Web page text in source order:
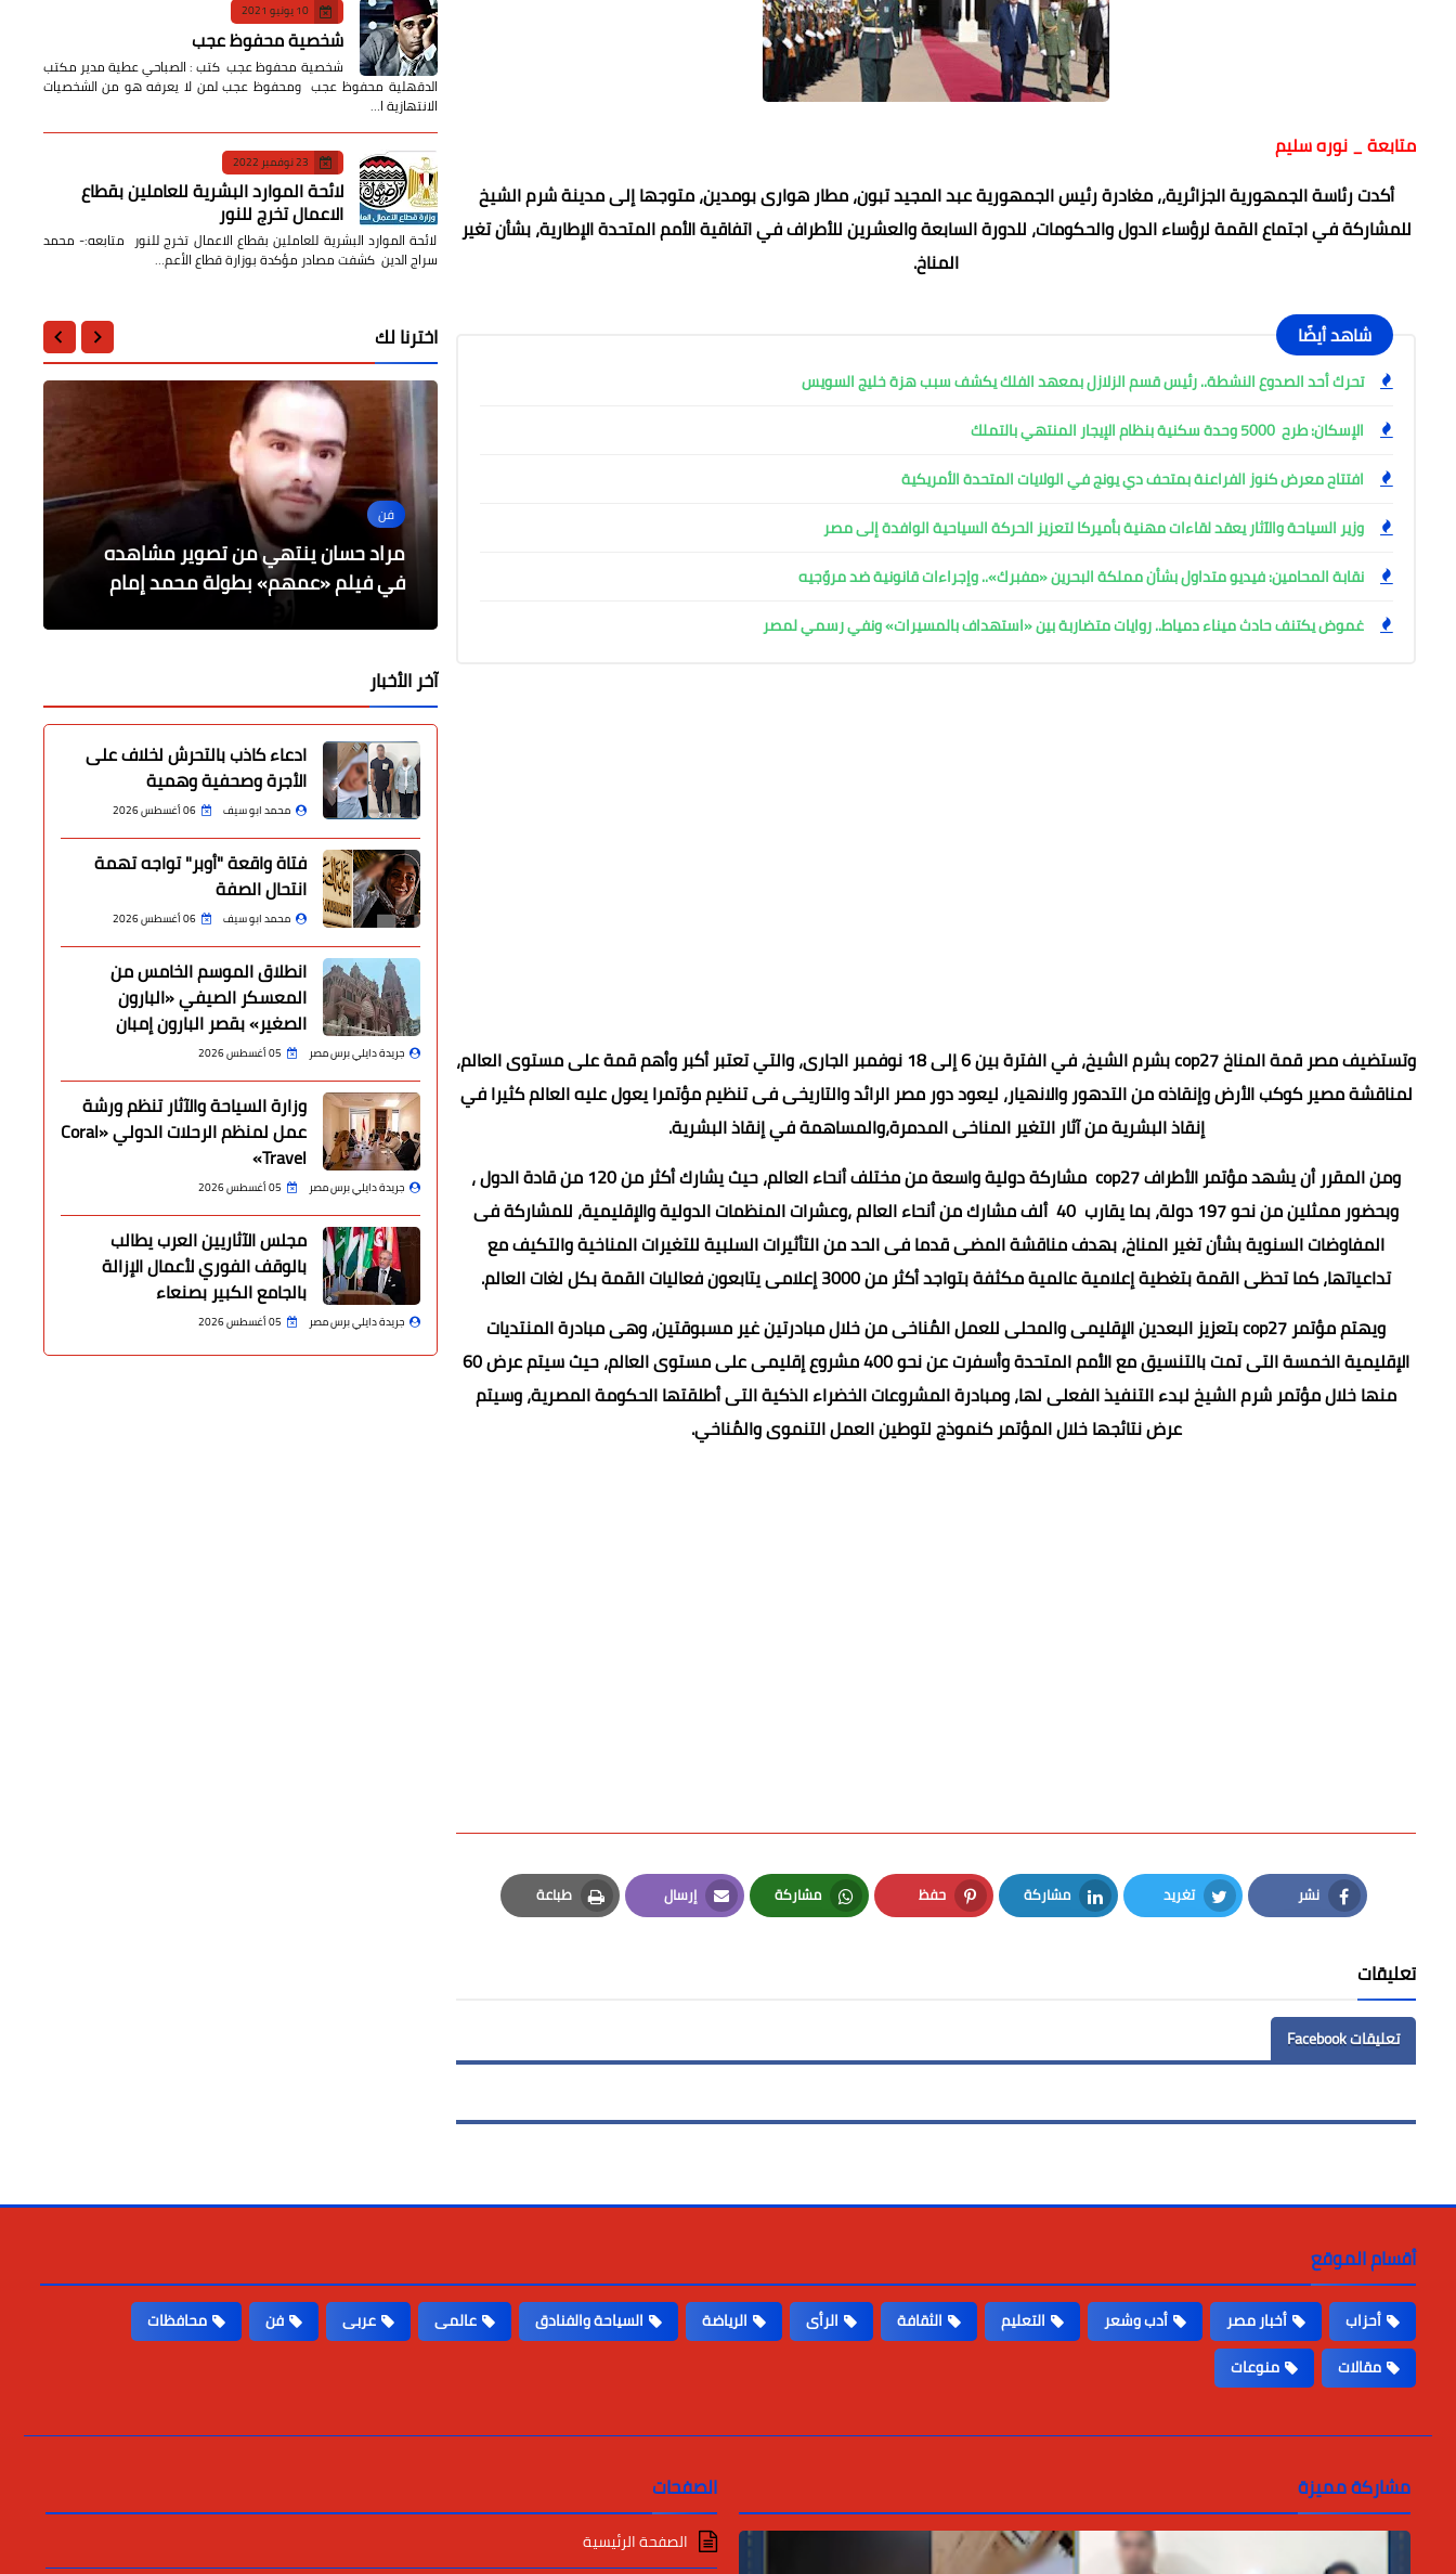
متابعة _ نوره سليم
أكدت رئاسة الجمهورية الجزائرية،، مغادرة رئيس الجمهورية عبد المجيد تبون، مطار هوارى بومدين، متوجها إلى مدينة شرم الشيخ
للمشاركة في اجتماع القمة لرؤساء الدول والحكومات، للدورة السابعة والعشرين للأطراف في اتفاقية الأمم المتحدة الإطارية، بشأن تغير
المناخ.
شاهد أيضًا
تحرك أحد الصدوع النشطة.. رئيس قسم الزلازل بمعهد الفلك يكشف سبب هزة خليج السويس
الإسكان: طرح 5000 وحدة سكنية بنظام الإيجار المنتهي بالتملك
افتتاح معرض كنوز الفراعنة بمتحف دي يونج في الولايات المتحدة الأمريكية
وزير السياحة والآثار يعقد لقاءات مهنية بأميركا لتعزيز الحركة السياحية الوافدة إلى مصر
نقابة المحامين: فيديو متداول بشأن مملكة البحرين «مفبرك».. وإجراءات قانونية ضد مروّجيه
غموض يكتنف حادث ميناء دمياط.. روايات متضاربة بين «استهداف بالمسيرات» ونفي رسمي لمصر
وتستضيف مصر قمة المناخ cop27 بشرم الشيخ، في الفترة بين 6 إلى 18 نوفمبر الجارى، والتي تعتبر أكبر وأهم قمة على مستوى العالم،
لمناقشة مصير كوكب الأرض وإنقاذه من التدهور والانهيار، ليعود دور مصر الرائد والتاريخى فى تنظيم مؤتمرا يعول عليه العالم كثيرا في
إنقاذ البشرية من آثار التغير المناخى المدمرة،والمساهمة في إنقاذ البشرية.
ومن المقرر أن يشهد مؤتمر الأطراف cop27 مشاركة دولية واسعة من مختلف أنحاء العالم، حيث يشارك أكثر من 120 من قادة الدول ،
وبحضور ممثلين من نحو 197 دولة، بما يقارب 40 ألف مشارك من أنحاء العالم ،وعشرات المنظمات الدولية والإقليمية، للمشاركة فى
المفاوضات السنوية بشأن تغير المناخ، بهدف مناقشة المضى قدما فى الحد من التأثيرات السلبية للتغيرات المناخية والتكيف مع
تداعياتها، كما تحظى القمة بتغطية إعلامية عالمية مكثفة بتواجد أكثر من 3000 إعلامى يتابعون فعاليات القمة بكل لغات العالم.
ويهتم مؤتمر cop27 بتعزيز البعدين الإقليمى والمحلى للعمل المُناخى من خلال مبادرتين غير مسبوقتين، وهى مبادرة المنتديات
الإقليمية الخمسة التى تمت بالتنسيق مع الأمم المتحدة وأسفرت عن نحو 400 مشروع إقليمى على مستوى العالم، حيث سيتم عرض 60
منها خلال مؤتمر شرم الشيخ لبدء التنفيذ الفعلى لها، ومبادرة المشروعات الخضراء الذكية التى أطلقتها الحكومة المصرية، وسيتم
عرض نتائجها خلال المؤتمر كنموذج لتوطين العمل التنموى والمُناخي.
نشر
Facebook
تغريد
Twitter
مشاركة
LinkedIn
حفظ
Pinterest
مشاركة
Whatsapp
إرسال
Email
طباعة
Print
تعليقات
تعليقات Facebook
10 يونيو 2021
شخصية محفوظ عجب
شخصية محفوظ عجب كتب : الصباحي عطية مدير مكتب
الدقهلية محفوظ عجب ومحفوظ عجب لمن لا يعرفه هو من الشخصيات
الانتهازية ا…
23 نوفمبر 2022
لائحة الموارد البشرية للعاملين بقطاع
الاعمال تخرج للنور
لائحة الموارد البشرية للعاملين بقطاع الاعمال تخرج للنور متابعه:- محمد
سراج الدين كشفت مصادر مؤكدة بوزارة قطاع الأعم…
اخترنا لك
أخبار مصر
جريدة دايلي برس مصر تنعي شهداء
الوطن من رجال القوات المسلحة
فن
مراد حسان ينتهي من تصوير مشاهده
في فيلم «عمهم» بطولة محمد إمام
أخبار مصر
بالاسماء / أسماء قتلي القوات المسلحة
فى العملية الغادرة
أخبار مصر
وزير الطيران يهنئ العاملين بمصر للطيران
بمناسبة العيد ال90 للشركة
محافظات
استمرار الحملات المكبرة للنظافة وكنس
الشوارع لتجميل المنصورة وضواحيها
آخر الأخبار
ادعاء كاذب بالتحرش لخلاف على
الأجرة وصحفية وهمية
محمد ابو سيف 06 أغسطس 2026
فتاة واقعة "أوبر" تواجه تهمة
انتحال الصفة
محمد ابو سيف 06 أغسطس 2026
انطلاق الموسم الخامس من
المعسكر الصيفي «البارون
الصغير» بقصر البارون إمبان
جريدة دايلي برس مصر 05 أغسطس 2026
وزارة السياحة والآثار تنظم ورشة
عمل لمنظم الرحلات الدولي «Coral
Travel»
جريدة دايلي برس مصر 05 أغسطس 2026
مجلس الآثاريين العرب يطالب
بالوقف الفوري لأعمال الإزالة
بالجامع الكبير بصنعاء
جريدة دايلي برس مصر 05 أغسطس 2026
أقسام الموقع
أحزاب أخبار مصر أدب وشعر التعليم الثقافة الرأى الرياضة السياحة والفنادق عالمى عربى فن
محافظات
مقالات
منوعات
مشاركة مميزة الصفحات
الصفحة الرئيسية